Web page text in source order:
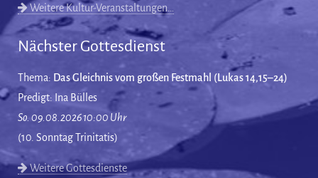
Weitere Kultur-Veranstaltungen…
Nächster Gottesdienst
Thema: Das Gleichnis vom großen Festmahl (Lukas 14,15–24)
Predigt: Ina Bülles
So. 09.08.2026 10:00 Uhr
(10. Sonntag Trinitatis)
Weitere Gottesdienste